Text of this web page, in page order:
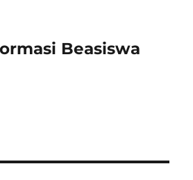
Beasiswa